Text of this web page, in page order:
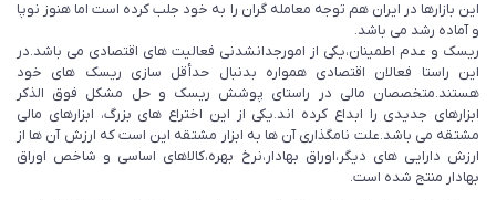
این بازارها در ایران هم توجه معامله گران را به خود جلب کرده است اما هنوز نوپا
و آماده رشد می باشد.
ریسک و عدم اطمینان،یکی از امورجدانشدنی فعالیت های اقتصادی می باشد.در
این راستا فعالان اقتصادی همواره بدنبال حدأقل سازی ریسک های خود
هستند.متخصصان مالی در راستای پوشش ریسک و حل مشکل فوق الذکر
ابزارهای جدیدی را ابداع کرده اند.یکی از این اختراع های بزرگ، ابزارهای مالی
مشتقه می باشد.علت نامگذاری آن ها به ابزار مشتقه این است که ارزش آن ها از
ارزش دارایی های دیگر،اوراق بهادار،نرخ بهره،کالاهای اساسی و شاخص اوراق
بهادار منتج شده است.